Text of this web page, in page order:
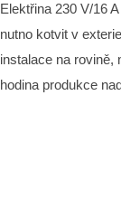
Elektřina 230 V/16
nutno kotvit v
instalace na rovině,
hodina produkce